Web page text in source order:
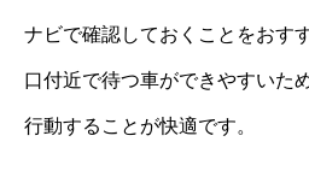
ナビで確認しておくことをおす
口付近で待つ車ができやすいた
行動することが快適です。